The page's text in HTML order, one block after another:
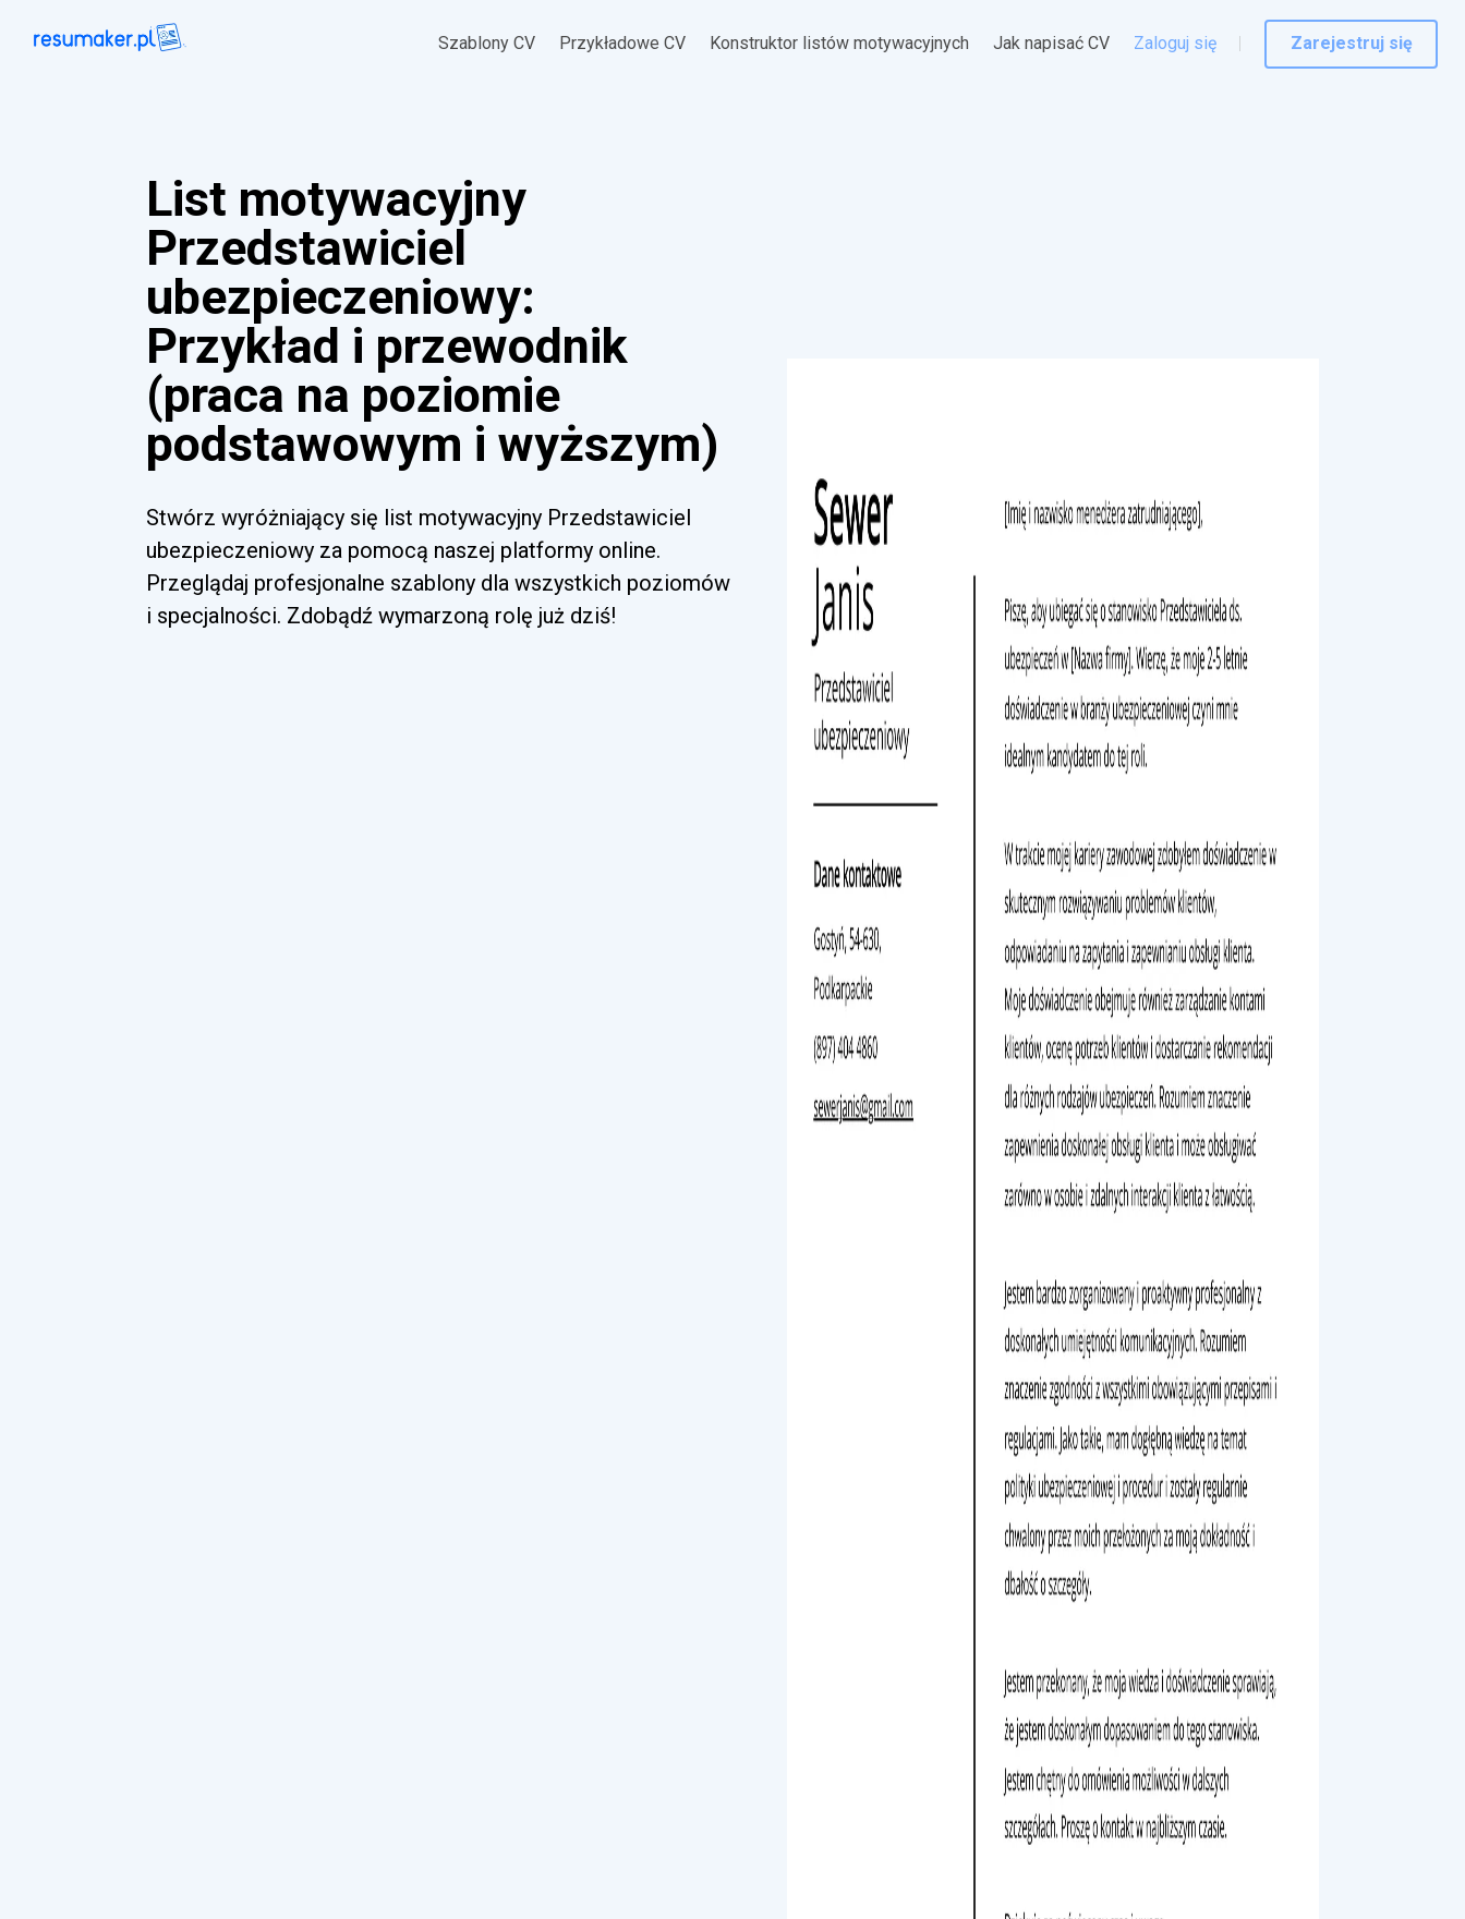
Szablony CV Przykładowe CV Konstruktor listów motywacyjnych Jak napisać CV Zaloguj się Zarejestruj się
List motywacyjny
Przedstawiciel
ubezpieczeniowy:
Przykład i przewodnik
(praca na poziomie
podstawowym i wyższym)
Stwórz wyróżniający się list motywacyjny Przedstawiciel
ubezpieczeniowy za pomocą naszej platformy online.
Przeglądaj profesjonalne szablony dla wszystkich poziomów
i specjalności. Zdobądź wymarzoną rolę już dziś!